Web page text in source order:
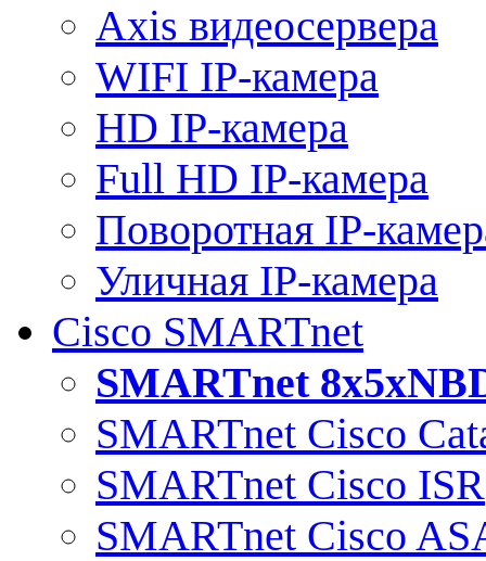
Axis видеосервера
WIFI IP-камера
HD IP-камера
Full HD IP-камера
Поворотная IP-
Уличная IP-камера
Cisco SMARTnet
SMARTnet
SMARTnet Cisco
SMARTnet Cisco ISR
SMARTnet Cisco